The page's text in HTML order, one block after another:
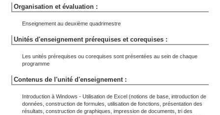
Organisation et évaluation :
Enseignement au deuxième quadrimestre
Unités d'enseignement prérequises et corequises :
Les unités prérequises ou corequises sont présentées au sein de chaque
programme
Contenus de l'unité d'enseignement :
Introduction à Windows - Utilisation de Excel (notions de base, introduction de
données, construction de formules, utilisation de fonctions, présentation des
résultats, construction de graphiques, impression de documents, tri des